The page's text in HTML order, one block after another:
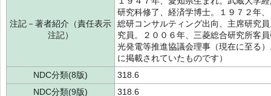
注記－著者紹介（責任表示
注記）
研究科修了、経済学博士。１９７２年
総研コンサルティング出向、主席研究
究員。２００６年、三菱総合研究所客
光発電等推進協議会理事（現在に至る
に掲載されていたものです）
NDC分類(8版)
318.6
NDC分類(9版)
318.6